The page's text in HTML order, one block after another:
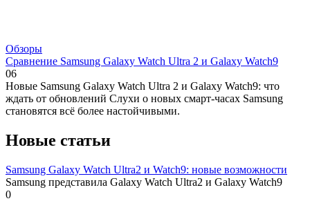
Обзоры
Сравнение Samsung Galaxy Watch Ultra 2 и Galaxy Watch9
06
Новые Samsung Galaxy Watch Ultra 2 и Galaxy Watch9: что
ждать от обновлений Слухи о новых смарт-часах Samsung
становятся всё более настойчивыми.
Новые статьи
Samsung Galaxy Watch Ultra2 и Watch9: новые возможности
Samsung представила Galaxy Watch Ultra2 и Galaxy Watch9
0